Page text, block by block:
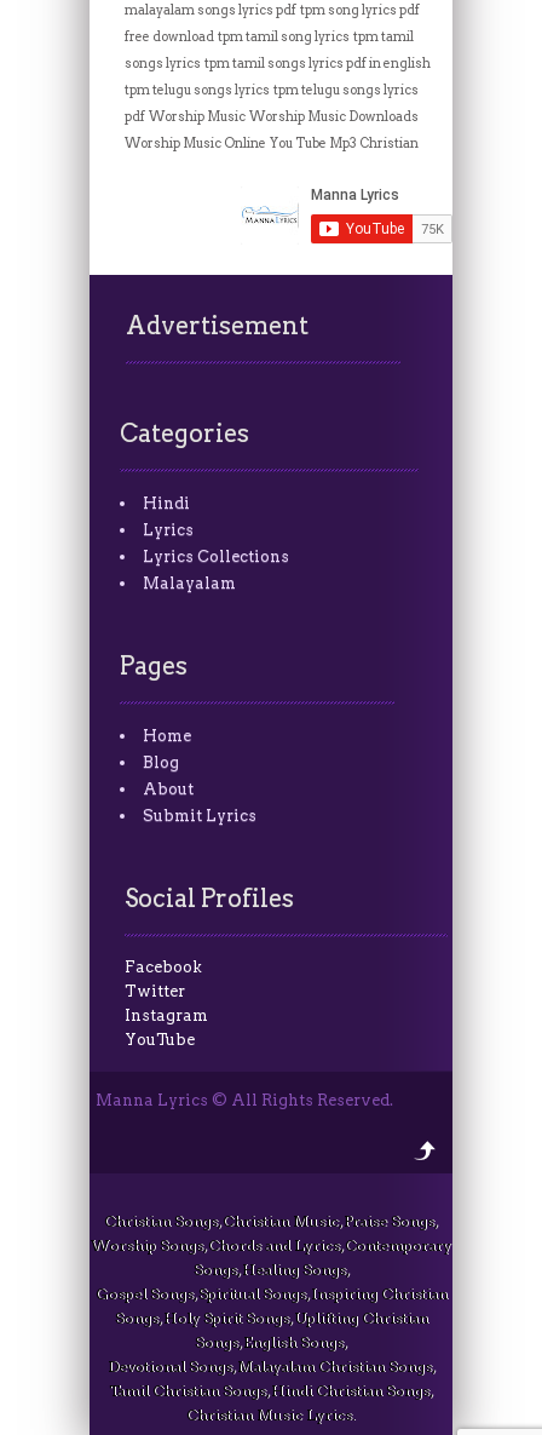
malayalam songs lyrics pdf tpm song lyrics pdf
free download tpm tamil song lyrics tpm tamil
songs lyrics tpm tamil songs lyrics pdf in english
tpm telugu songs lyrics tpm telugu songs lyrics
pdf Worship Music Worship Music Downloads
Worship Music Online You Tube Mp3 Christian
Advertisement
Categories
Hindi
Lyrics
Lyrics Collections
Malayalam
Pages
Home
Blog
About
Submit Lyrics
Social Profiles
Facebook
Twitter
Instagram
YouTube
Manna Lyrics © All Rights Reserved.
Christian Songs, Christian Music, Praise Songs,
Worship Songs, Chords and Lyrics, Contemporary
Songs, Healing Songs,
Gospel Songs, Spiritual Songs, Inspiring Christian
Songs, Holy Spirit Songs, Uplifting Christian
Songs, English Songs,
Devotional Songs, Malayalam Christian Songs,
Tamil Christian Songs, Hindi Christian Songs,
Christian Music Lyrics.